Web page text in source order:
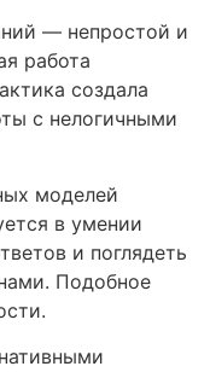
— непростой и
работа
создала
с нелогичными
моделей
в умении
и поглядеть
Подобное